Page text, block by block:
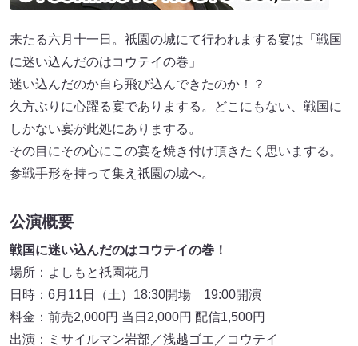
来たる六月十一日。祇園の城にて行われまする宴は「戦国
に迷い込んだのはコウテイの巻」
迷い込んだのか自ら飛び込んできたのか！？
久方ぶりに心躍る宴でありまする。どこにもない、戦国に
しかない宴が此処にありまする。
その目にその心にこの宴を焼き付け頂きたく思いまする。
参戦手形を持って集え祇園の城へ。
公演概要
戦国に迷い込んだのはコウテイの巻！
場所：よしもと祇園花月
日時：6月11日（土）18:30開場 19:00開演
料金：前売2,000円 当日2,000円 配信1,500円
出演：ミサイルマン岩部／浅越ゴエ／コウテイ